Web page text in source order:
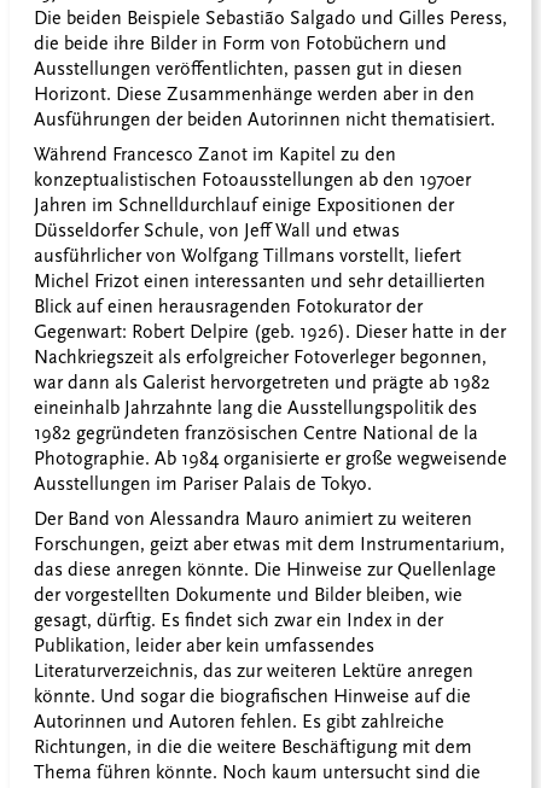
Die beiden Beispiele Sebastião Salgado und Gilles Peress,
die beide ihre Bilder in Form von Fotobüchern und
Ausstellungen veröffentlichten, passen gut in diesen
Horizont. Diese Zusammenhänge werden aber in den
Ausführungen der beiden Autorinnen nicht thematisiert.
Während Francesco Zanot im Kapitel zu den
konzeptualistischen Fotoausstellungen ab den 1970er
Jahren im Schnelldurchlauf einige Expositionen der
Düsseldorfer Schule, von Jeff Wall und etwas
ausführlicher von Wolfgang Tillmans vorstellt, liefert
Michel Frizot einen interessanten und sehr detaillierten
Blick auf einen herausragenden Fotokurator der
Gegenwart: Robert Delpire (geb. 1926). Dieser hatte in der
Nachkriegszeit als erfolgreicher Fotoverleger begonnen,
war dann als Galerist hervorgetreten und prägte ab 1982
eineinhalb Jahrzahnte lang die Ausstellungspolitik des
1982 gegründeten französischen Centre National de la
Photographie. Ab 1984 organisierte er große wegweisende
Ausstellungen im Pariser Palais de Tokyo.
Der Band von Alessandra Mauro animiert zu weiteren
Forschungen, geizt aber etwas mit dem Instrumentarium,
das diese anregen könnte. Die Hinweise zur Quellenlage
der vorgestellten Dokumente und Bilder bleiben, wie
gesagt, dürftig. Es findet sich zwar ein Index in der
Publikation, leider aber kein umfassendes
Literaturverzeichnis, das zur weiteren Lektüre anregen
könnte. Und sogar die biografischen Hinweise auf die
Autorinnen und Autoren fehlen. Es gibt zahlreiche
Richtungen, in die die weitere Beschäftigung mit dem
Thema führen könnte. Noch kaum untersucht sind die